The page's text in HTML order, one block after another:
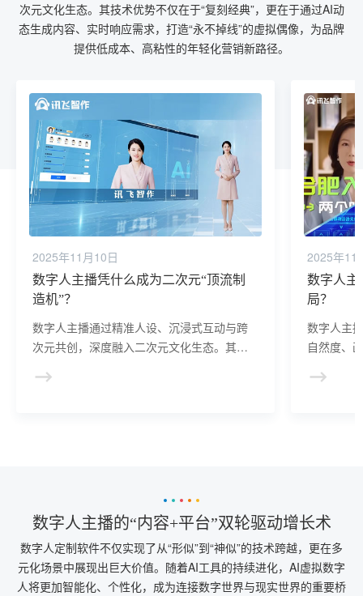
次元文化生态。其技术优势不仅在于“复刻经典”，更在于通过AI动
态生成内容、实时响应需求，打造“永不掉线”的虚拟偶像，为品牌
提供低成本、高粘性的年轻化营销新路径。
2025年11月10日
数字人主播凭什么成为二次元“顶流制
造机”？
数字人主播通过精准人设、沉浸式互动与跨
次元共创，深度融入二次元文化生态。其技
态生成内容、实时响应需求，打造“永不掉线”
2025年11
数字人主
局？
数字人主
自然度、
进一步加
数字人主播的“内容+平台”双轮驱动增长术
数字人定制软件不仅实现了从“形似”到“神似”的技术跨越，更在多
元化场景中展现出巨大价值。随着AI工具的持续进化，AI虚拟数字
人将更加智能化、个性化，成为连接数字世界与现实世界的重要桥